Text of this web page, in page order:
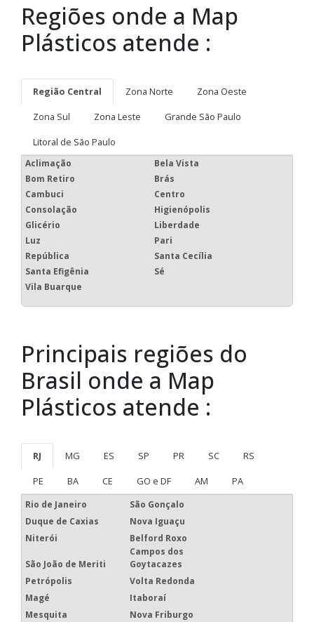
Regiões onde a Map
Plásticos atende :
Região Central Zona Norte
Zona Oeste
Zona Sul
Zona Leste
Grande São Paulo
Litoral de São Paulo
Aclimação
Bela Vista
Bom Retiro
Brás
Cambuci
Centro
Consolação
Higienópolis
Glicério
Liberdade
Luz
Pari
República
Santa Cecília
Santa Efigênia
Sé
Vila Buarque
Principais regiões do
Brasil onde a Map
Plásticos atende :
RJ MG ES SP PR SC
RS
PE
BA CE GO e DF AM PA
Rio de Janeiro
São Gonçalo
Duque de Caxias
Nova Iguaçu
Niterói
Belford Roxo
São João de Meriti
Campos dos
Goytacazes
Petrópolis
Volta Redonda
Magé
Itaboraí
Mesquita
Nova Friburgo